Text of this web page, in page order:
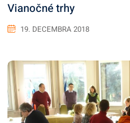
Vianočné trhy
19. DECEMBRA 2018